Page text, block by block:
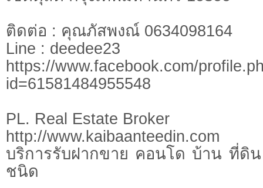
ติดต่อ : คุณภัสพงณ์ 0634098164
Line : deedee23
https://www.facebook.com/
id=61581484955548
PL. Real Estate Broker
http://www.kaibaanteedin.com
บริการรับฝากขาย คอนโด บ้าน ที่ดิ
ชนิด